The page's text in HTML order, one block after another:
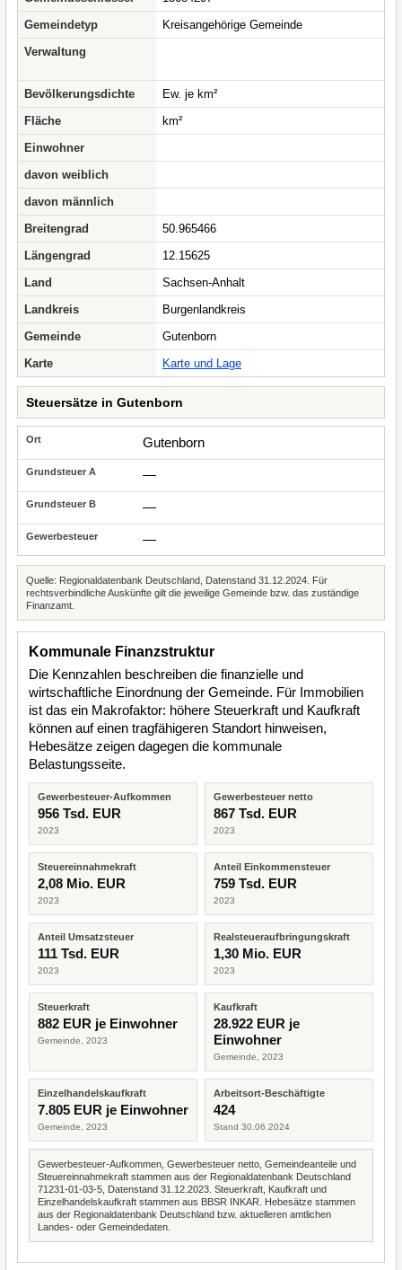
Gemeindetyp
Kreisangehörige Gemeinde
Verwaltung
Bevölkerungsdichte
Ew. je km²
Fläche
km²
Einwohner
davon weiblich
davon männlich
Breitengrad
50.965466
Längengrad
12.15625
Land
Sachsen-Anhalt
Landkreis
Burgenlandkreis
Gemeinde
Gutenborn
Karte
Karte und Lage
Steuersätze in Gutenborn
Gutenborn
—
—
—
Quelle: Regionaldatenbank Deutschland, Datenstand 31.12.2024. Für
rechtsverbindliche Auskünfte gilt die jeweilige Gemeinde bzw. das zuständige
Finanzamt.
Kommunale Finanzstruktur
Die Kennzahlen beschreiben die finanzielle und
wirtschaftliche Einordnung der Gemeinde. Für Immobilien
ist das ein Makrofaktor: höhere Steuerkraft und Kaufkraft
können auf einen tragfähigeren Standort hinweisen,
Hebesätze zeigen dagegen die kommunale
Belastungsseite.
Gewerbesteuer-Aufkommen
956 Tsd. EUR
2023
Gewerbesteuer netto
867 Tsd. EUR
2023
Steuereinnahmekraft
2,08 Mio. EUR
2023
Anteil Einkommensteuer
759 Tsd. EUR
2023
Anteil Umsatzsteuer
111 Tsd. EUR
2023
Realsteueraufbringungskraft
1,30 Mio. EUR
2023
Steuerkraft
882 EUR je Einwohner
Gemeinde, 2023
Kaufkraft
28.922 EUR je
Einwohner
Gemeinde, 2023
Einzelhandelskaufkraft
7.805 EUR je Einwohner
Gemeinde, 2023
Arbeitsort-Beschäftigte
424
Stand 30.06.2024
Gewerbesteuer-Aufkommen, Gewerbesteuer netto, Gemeindeanteile und
Steuereinnahmekraft stammen aus der Regionaldatenbank Deutschland
71231-01-03-5, Datenstand 31.12.2023. Steuerkraft, Kaufkraft und
Einzelhandelskaufkraft stammen aus BBSR INKAR. Hebesätze stammen
aus der Regionaldatenbank Deutschland bzw. aktuelleren amtlichen
Landes- oder Gemeindedaten.